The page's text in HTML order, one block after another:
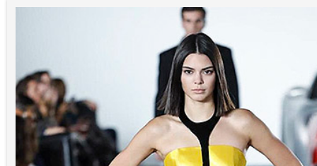
«Мужик на 200%»: Тарзан признался,
воровками
Галкин променял Дроботенко на